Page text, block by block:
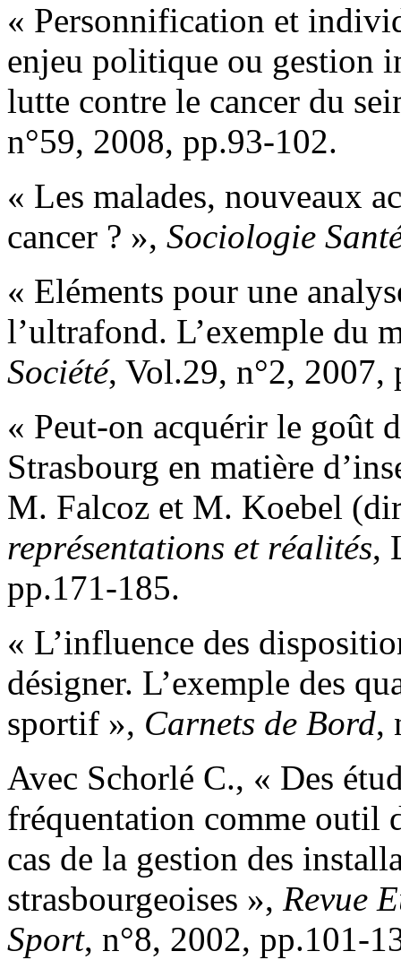
« Personnification et
enjeu politique ou gestion
lutte contre le cancer du
n°59, 2008, pp.93-102.
« Les malades, nouveaux
cancer ? », Sociologie
« Eléments pour une
l’ultrafond. L’exemple du
Société, Vol.29, n°2, 2007,
« Peut-on acquérir le goût
Strasbourg en matière
M. Falcoz et M. Koebel
représentations et réalités,
pp.171-185.
« L’influence des
désigner. L’exemple des
sportif », Carnets de Bord,
Avec Schorlé C., « Des
fréquentation comme outil
cas de la gestion des
strasbourgeoises », Revue
Sport, n°8, 2002, pp.101-